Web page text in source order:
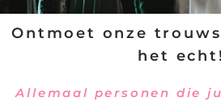
Ontmoet onze
het echt!
Allemaal personen die